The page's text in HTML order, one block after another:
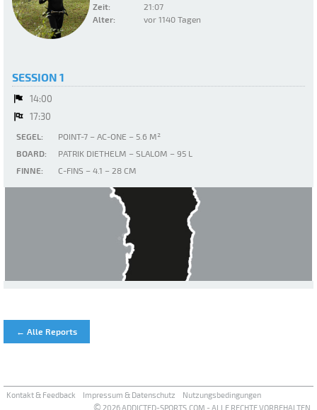
Zeit:
21:07
Alter:
vor 1140 Tagen
SESSION 1
14:00
17:30
SEGEL:
POINT-7 – AC-ONE – 5.6 M²
BOARD:
PATRIK DIETHELM – SLALOM – 95 L
FINNE:
C-FINS – 4.1 – 28 CM
← Alle Reports
Kontakt & Feedback Impressum & Datenschutz Nutzungsbedingungen
© 2026 ADDICTED-SPORTS.COM - ALLE RECHTE VORBEHALTEN